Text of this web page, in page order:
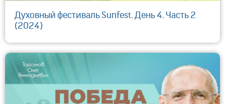
Духовный фестиваль Sunfest. День 4. Часть 2
(2024)